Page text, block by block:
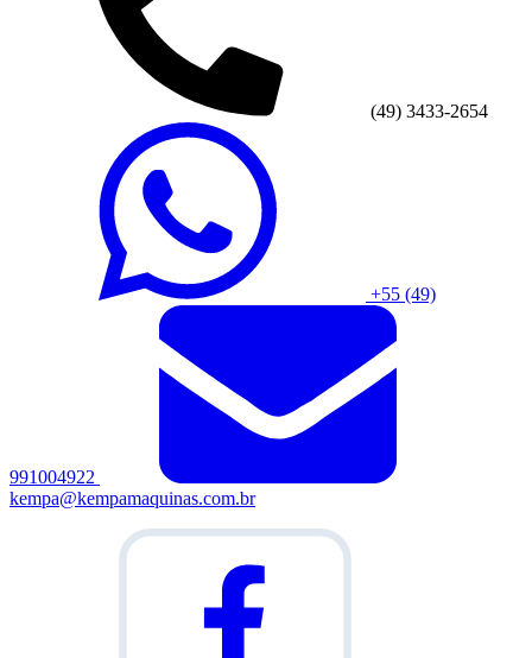
(49) 3433-2654
+55 (49)
991004922
kempa@kempamaquinas.com.br